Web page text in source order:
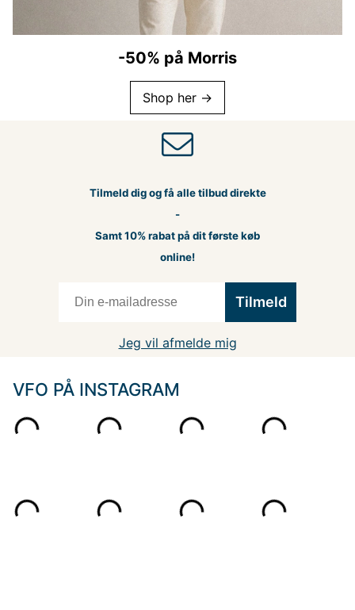
-50% på Morris
Shop her →
Tilmeld dig og få alle tilbud direkte
-
Samt 10% rabat på dit første køb
online!
Tilmeld
Jeg vil afmelde mig
VFO PÅ INSTAGRAM